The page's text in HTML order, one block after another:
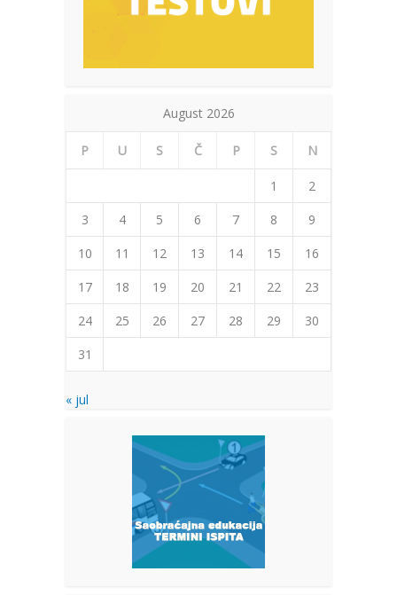
August 2026
P U S Č P S N
1
2
3
4 5 6 7 8
9
10
11 12 13 14 15
16
17
18 19 20 21 22
23
24
25 26 27 28 29
30
31
« jul